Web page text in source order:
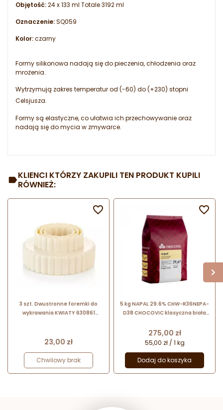
Objętość:24 x 133 ml Totale 3192 ml
Oznaczenie:SQ059
Kolor:czarny
Formy silikonowa nadają się do pieczenia, chłodzenia oraz
mrożenia.
Wytrzymują zakres temperatur od (-60) do (+230) stopni
Celsjusza.
Formy są elastyczne, co ułatwia ich przechowywanie oraz
nadają się do mycia w zmywarce.
KLIENCI KTÓRZY ZAKUPILI TEN PRODUKT KUPILI
RÓWNIEŻ:
3 szt. Dwustronne foremki do
wykrawania KWIATY 630861
Cena
23,00 zł
Chwilowy brak

5 kg NAPAL 29.6% CHW-R36NEPA-
D38 CHOCOVIC klasyczna biała
Cena
275,00 zł
55,00 zł / 1 kg
Dodaj do koszyka
